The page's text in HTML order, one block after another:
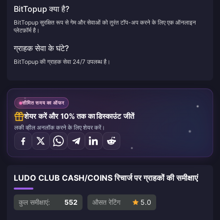
BitTopup क्या है?
BitTopup सुरक्षित रूप से गेम और सेवाओं को तुरंत टॉप-अप करने के लिए एक ऑनलाइन
प्लेटफ़ॉर्म है।
ग्राहक सेवा के घंटे?
BitTopup की ग्राहक सेवा 24/7 उपलब्ध है।
सीमित समय का ऑफर
शेयर करें और 10% तक का डिस्काउंट जीतें
लकी व्हील अनलॉक करने के लिए शेयर करें।
LUDO CLUB CASH/COINS रिचार्ज पर ग्राहकों की समीक्षाएं
कुल समीक्षाएं: 552 औसत रेटिंग 5.0